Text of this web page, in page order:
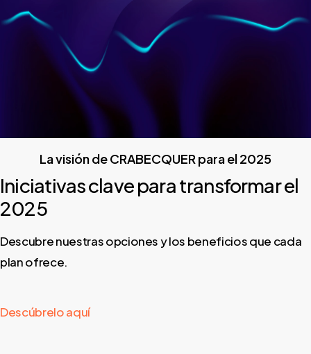
La visión de CRABECQUER para el 2025
Iniciativas clave para transformar el
2025
Descubre nuestras opciones y los beneficios que cada
plan ofrece.
Descúbrelo aquí